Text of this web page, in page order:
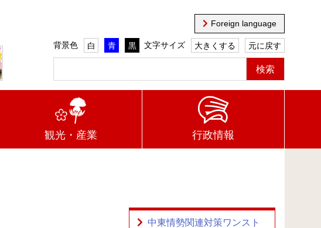
Foreign language
背景色 白 青 黒 文字サイズ 大きくする 元に戻す
観光・産業 行政情報
中東情勢関連対策ワンスト